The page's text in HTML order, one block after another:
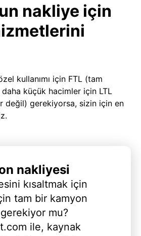
nakliye için
kullanımı için FTL (tam
küçük hacimler için LTL
değil) gerekiyorsa, sizin için en
nakliyesi
kısaltmak için
tam bir kamyon
mu?
ile, kaynak